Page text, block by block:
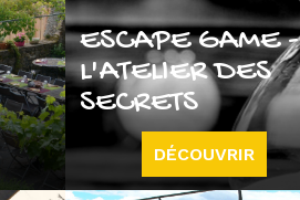
ESCAPE GAME -
L'ATELIER DES
SECRETS
DÉCOUVRIR